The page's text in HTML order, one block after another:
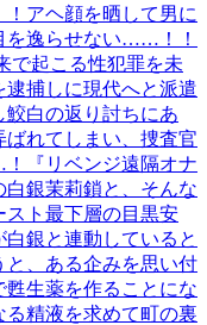
アヘ顔を晒して男に
を逸らせない……！！
で起こる性犯罪を未
捕しに現代へと派遣
鮫白の返り討ちにあ
れてしまい、捜査官
『リベンジ遠隔オナ
銀茉莉鎖と、そんな
スト最下層の目黒安
銀と連動していると
、ある企みを思い付
生薬を作ることにな
精液を求めて町の裏